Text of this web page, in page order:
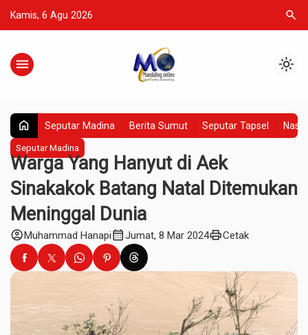
Kamis, 6 Agu 2026 search
menu light_mode
home Seputar Madina Berita Sumut Seputar Tapsel
Seputar Madina
Warga Yang Hanyut di Aek
Sinakakok Batang Natal Ditemukan
Meninggal Dunia
account_circleMuhammad Hanapicalendar_monthJumat, 8 Mar 2024printCetak